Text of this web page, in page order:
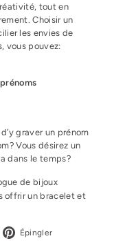
tout en
Choisir un
les envies de
vous pouvez:
graver un prénom
Vous désirez un
dans le temps?
de bijoux
offrir un bracelet et
Épingler